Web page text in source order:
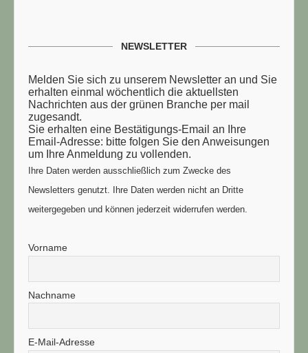
NEWSLETTER
Melden Sie sich zu unserem Newsletter an und Sie
erhalten einmal wöchentlich die aktuellsten
Nachrichten aus der grünen Branche per mail
zugesandt.
Sie erhalten eine Bestätigungs-Email an Ihre
Email-Adresse: bitte folgen Sie den Anweisungen
um Ihre Anmeldung zu vollenden.
Ihre Daten werden ausschließlich zum Zwecke des
Newsletters genutzt. Ihre Daten werden nicht an Dritte
weitergegeben und können jederzeit widerrufen werden.
Vorname
Nachname
E-Mail-Adresse
STELLENANGEBOTE!!!